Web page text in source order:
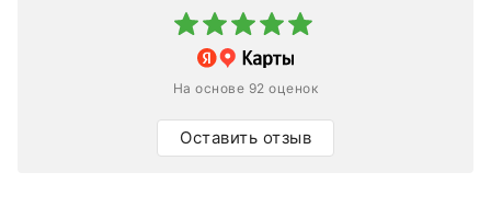
На основе 92 оценок
Оставить отзыв